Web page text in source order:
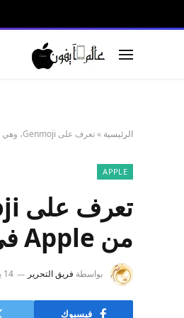
الرئيسية »تعرف على Genmoji، وهي ميزة إنشاء الرموز التعبيرية المدعومة بالذكاء الاصطناعي من Apple في iOS 18
APPLE
من Apple في iOS 18
بواسطة فريق التحرير 14 يونيو، 2024
فيسبوك